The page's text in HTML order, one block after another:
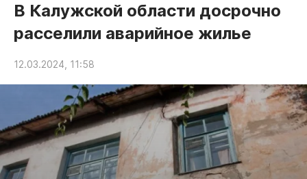
Новости компаний
Статьи
Народные новости
Авто и транспорт
Благоустройство
Криминал
Культура
Недвижимость и ЖКХ
В Калужской области досрочно
расселили аварийное жилье
12.03.2024, 11:58